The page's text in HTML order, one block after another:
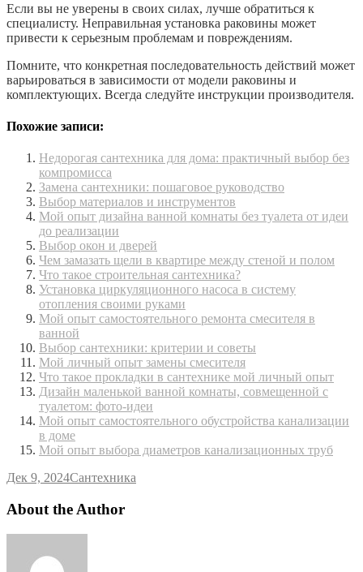
Если вы не уверены в своих силах, лучше обратиться к
специалисту. Неправильная установка раковины может
привести к серьезным проблемам и повреждениям.
Помните, что конкретная последовательность действий может
варьироваться в зависимости от модели раковины и
комплектующих. Всегда следуйте инструкции производителя.
Похожие записи:
Недорогая сантехника для дома: практичный выбор без
компромисса
Замена сантехники: пошаговое руководство
Выбор материалов и инструментов
Мой опыт дизайна ванной комнаты без туалета от идеи
до реализации
Выбор окон и дверей
Чем замазать щели в квартире между стеной и полом
Что такое строительная сантехника?
Установка циркуляционного насоса в систему
отопления своими руками
Мой опыт самостоятельного ремонта смесителя в
ванной
Выбор сантехники: критерии и советы
Мой личный опыт замены смесителя
Что такое прокладки в сантехнике мой личный опыт
Дизайн маленькой ванной комнаты, совмещенной с
туалетом: фото-идеи
Мой опыт самостоятельного обустройства канализации
в доме
Мой опыт выбора диаметров канализационных труб
Дек 9, 2024Сантехника
About the Author